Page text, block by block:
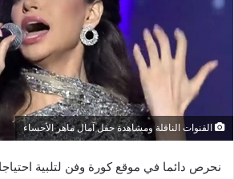
القنوات الناقلة ومشاهدة حفل آمال ماهر الأحساء
نحرص دائما في موقع كورة وفن لتلبية